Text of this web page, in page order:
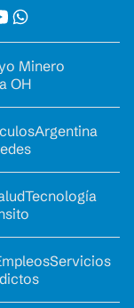
Minero
OH
Argentina
Tecnología
Servicios